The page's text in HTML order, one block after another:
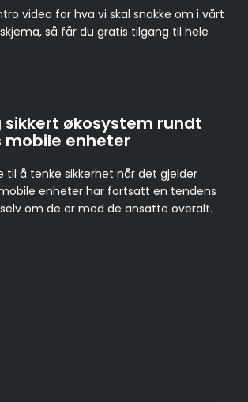
video for hva vi skal snakke om i vårt
så får du gratis tilgang til hele
sikkert økosystem rundt
enheter
til å tenke sikkerhet når det gjelder
enheter har fortsatt en tendens
om de er med de ansatte overalt.